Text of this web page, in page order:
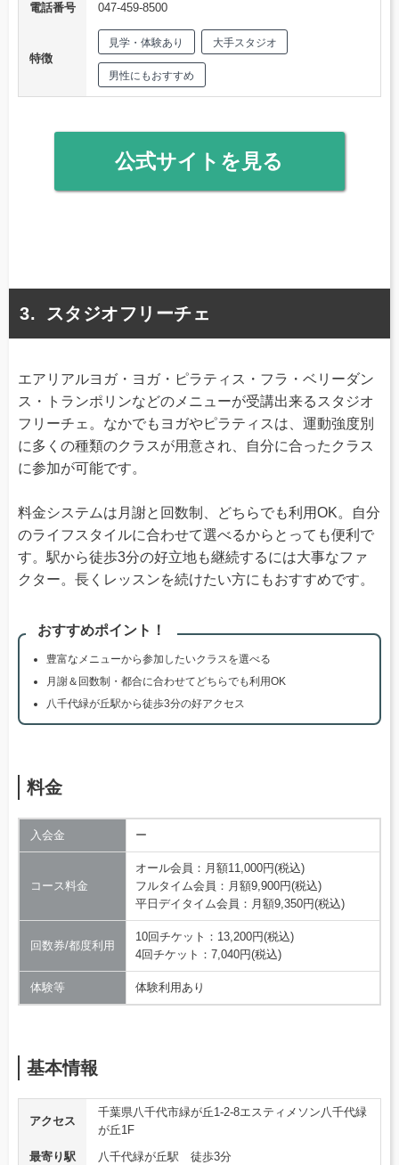
電話番号
047-459-8500
特徴
見学・体験あり 大手スタジオ
男性にもおすすめ
公式サイトを見る
スタジオフリーチェ
エアリアルヨガ・ヨガ・ピラティス・フラ・ベリーダン
ス・トランポリンなどのメニューが受講出来るスタジオ
フリーチェ。なかでもヨガやピラティスは、運動強度別
に多くの種類のクラスが用意され、自分に合ったクラス
に参加が可能です。
料金システムは月謝と回数制、どちらでも利用OK。自分
のライフスタイルに合わせて選べるからとっても便利で
す。駅から徒歩3分の好立地も継続するには大事なファ
クター。長くレッスンを続けたい方にもおすすめです。
おすすめポイント！
豊富なメニューから参加したいクラスを選べる
月謝＆回数制・都合に合わせてどちらでも利用OK
八千代緑が丘駅から徒歩3分の好アクセス
料金
入会金 ー
コース料金
オール会員：月額11,000円(税込)
フルタイム会員：月額9,900円(税込)
平日デイタイム会員：月額9,350円(税込)
回数券/都度利用
10回チケット：13,200円(税込)
4回チケット：7,040円(税込)
体験等 体験利用あり
基本情報
アクセス
千葉県八千代市緑が丘1-2-8エスティメソン八千代緑
が丘1F
最寄り駅
八千代緑が丘駅 徒歩3分